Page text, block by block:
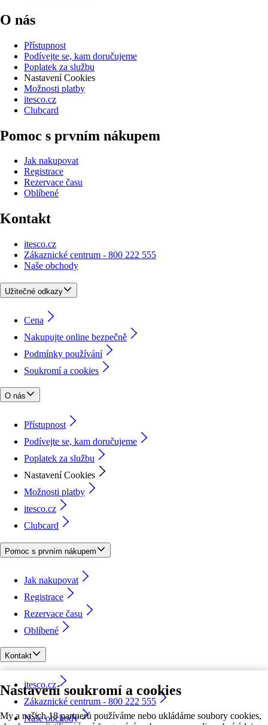
Nastavení soukromí a cookies
My a našich 18 partnerů používáme nebo ukládáme soubory cookies,
O nás
Přístupnost
Podívejte se, kam doručujeme
Poplatek za službu
Nastavení Cookies
Možnosti platby
itesco.cz
Clubcard
Pomoc s prvním nákupem
Jak nakupovat
Registrace
Rezervace času
Oblíbené
Kontakt
itesco.cz
Zákaznické centrum - 800 222 555
Naše obchody
Užitečné odkazy
Cena
Nakupujte online bezpečně
Podmínky používání
Soukromí a cookies
O nás
Přístupnost
Podívejte se, kam doručujeme
Poplatek za službu
Nastavení Cookies
Možnosti platby
itesco.cz
Clubcard
Pomoc s prvním nákupem
Jak nakupovat
Registrace
Rezervace času
Oblíbené
Kontakt
itesco.cz
Zákaznické centrum - 800 222 555
Naše obchody